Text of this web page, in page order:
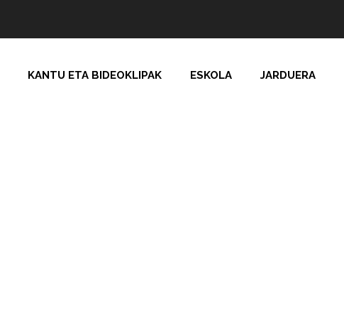
KANTU ETA BIDEOKLIPAK ESKOLA JARDUERA